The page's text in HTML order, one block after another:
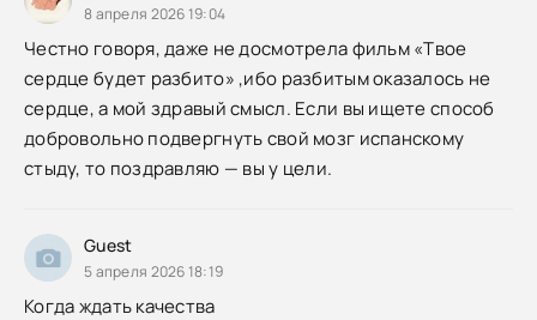
8 апреля 2026 19:04
Честно говоря, даже не досмотрела фильм «Твое
сердце будет разбито» ,ибо разбитым оказалось не
сердце, а мой здравый смысл. Если вы ищете способ
добровольно подвергнуть свой мозг испанскому
стыду, то поздравляю — вы у цели.
Guest
5 апреля 2026 18:19
Когда ждать качества